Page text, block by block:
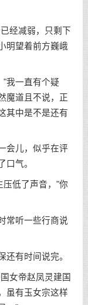
经减弱，只剩下
明望着前方巍峨
"我一直有个疑
魔道且不说，正
其中是不是还有
会儿，似乎在评
口气。
压低了声音，"你
常听一些行商说
还有时间说完。
女帝赵凤灵建国
虽有玉女宗这样